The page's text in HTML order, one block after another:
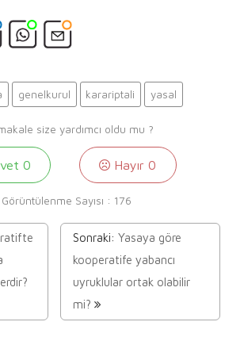
genelkurul karariptali yasal
size yardımcı oldu mu ?
0 Hayır0
Görüntülenme Sayısı : 176
Sonraki: Yasaya göre
kooperatife yabancı
uyruklular ortak olabilir
mi?